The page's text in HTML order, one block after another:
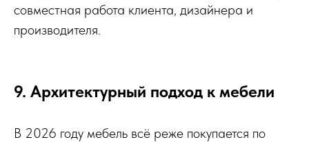
совместная работа клиента, дизайнера и
производителя.
9. Архитектурный подход к мебели
В 2026 году мебель всё реже покупается по